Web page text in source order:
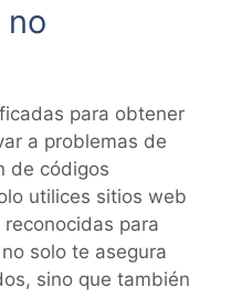
no
para obtener
a problemas de
de códigos
utilices sitios web
para
solo te asegura
sino que también